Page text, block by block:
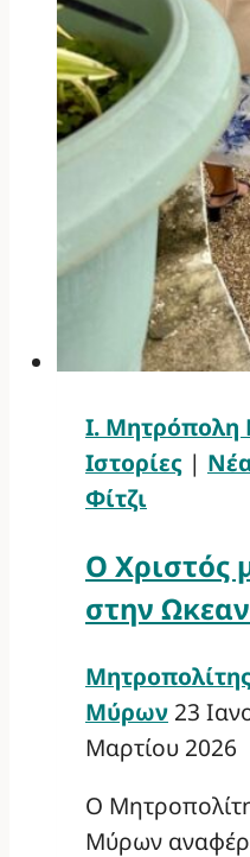
Ι. Μητρόπολη
Ιστορίες |
Φίτζι
Ο Χριστός
στην
Μύρων 23
Μαρτίου 2026
Ο
Μύρων